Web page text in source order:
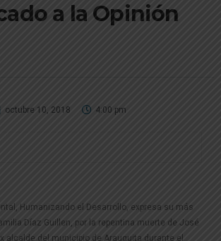
a la Opinión
octubre 10, 2018 4:00 pm
Humanizando el Desarrollo, expresa su más
Díaz Guillen, por la repentina muerte de José
alcalde del municipio de Arauquita durante el